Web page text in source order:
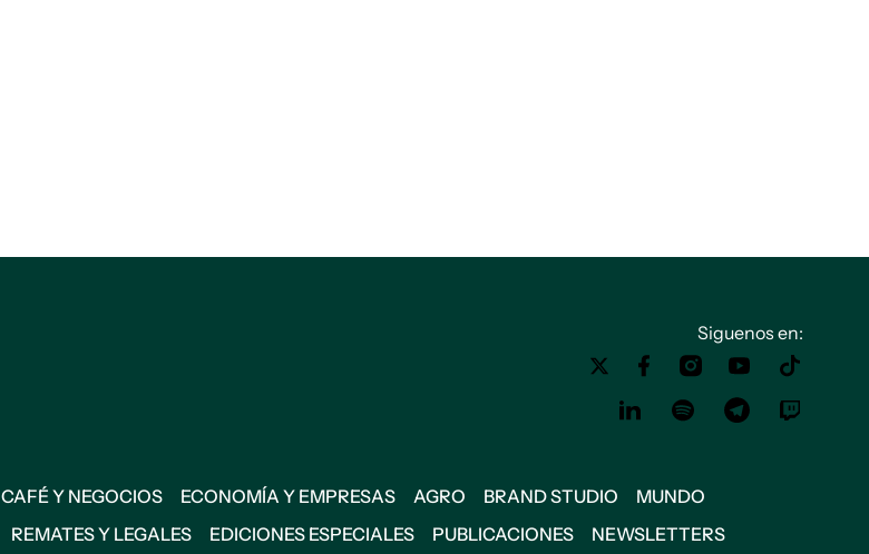
Siguenos en:
CAFÉ Y NEGOCIOS ECONOMÍA Y EMPRESAS AGRO BRAND STUDIO
MUNDO
REMATES Y LEGALES EDICIONES ESPECIALES PUBLICACIONES NEWSLETTERS